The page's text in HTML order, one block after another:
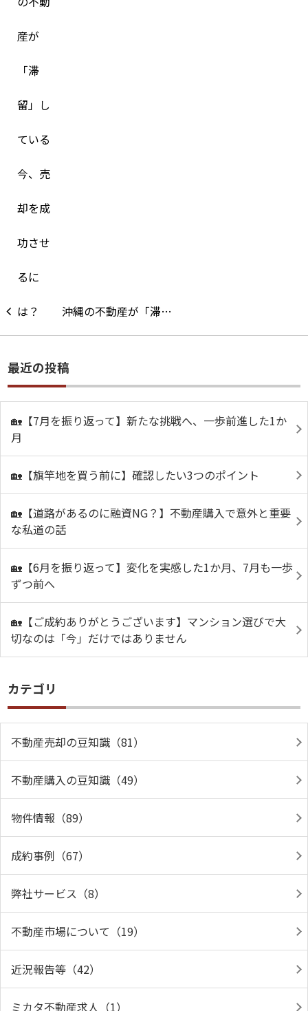
沖縄の不動産が「滞…
最近の投稿
🏡【7月を振り返って】新たな挑戦へ、一歩前進した1か
月
🏡【旗竿地を買う前に】確認したい3つのポイント
🏡【道路があるのに融資NG？】不動産購入で意外と重要
な私道の話
🏡【6月を振り返って】変化を実感した1か月、7月も一歩
ずつ前へ
🏡【ご成約ありがとうございます】マンション選びで大
切なのは「今」だけではありません
カテゴリ
不動産売却の豆知識（81）
不動産購入の豆知識（49）
物件情報（89）
成約事例（67）
弊社サービス（8）
不動産市場について（19）
近況報告等（42）
ミカタ不動産求人（1）